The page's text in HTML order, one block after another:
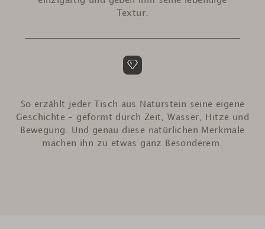
Textur.
So erzählt jeder Tisch aus Naturstein seine eigene
Geschichte – geformt durch Zeit, Wasser, Hitze und
Bewegung. Und genau diese natürlichen Merkmale
machen ihn zu etwas ganz Besonderem.